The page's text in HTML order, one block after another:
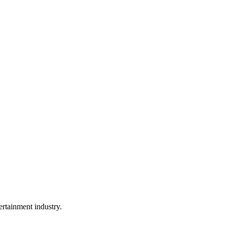
industry.